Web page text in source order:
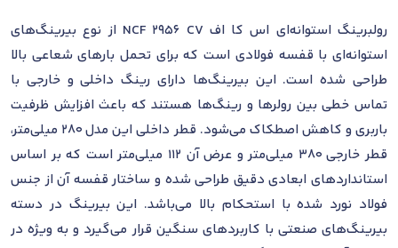
رولبرینگ استوانه‌ای اس کا اف NCF 2956 CV از نوع بیرینگ‌های
استوانه‌ای با قفسه فولادی است که برای تحمل بارهای شعاعی بالا
طراحی شده است. این بیرینگ‌ها دارای رینگ داخلی و خارجی با
تماس خطی بین رولرها و رینگ‌ها هستند که باعث افزایش ظرفیت
باربری و کاهش اصطکاک می‌شود. قطر داخلی این مدل 280 میلی‌متر،
قطر خارجی 380 میلی‌متر و عرض آن 112 میلی‌متر است که بر اساس
استانداردهای ابعادی دقیق طراحی شده و ساختار قفسه آن از جنس
فولاد نورد شده با استحکام بالا می‌باشد. این بیرینگ در دسته
بیرینگ‌های صنعتی با کاربردهای سنگین قرار می‌گیرد و به ویژه در